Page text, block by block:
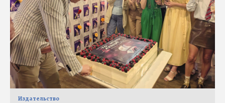
Издательство